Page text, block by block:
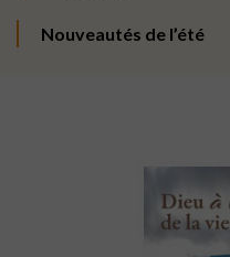
Nouveautés de l’été